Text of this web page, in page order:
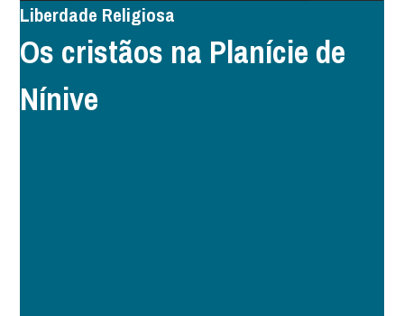
Liberdade Religiosa
Os cristãos na Planície de
Nínive